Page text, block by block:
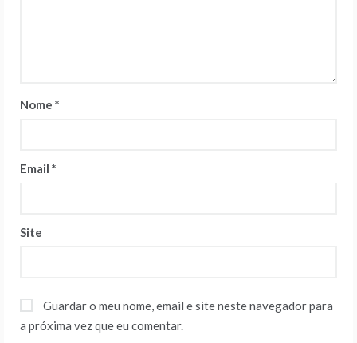
Nome *
Email *
Site
Guardar o meu nome, email e site neste navegador para
a próxima vez que eu comentar.